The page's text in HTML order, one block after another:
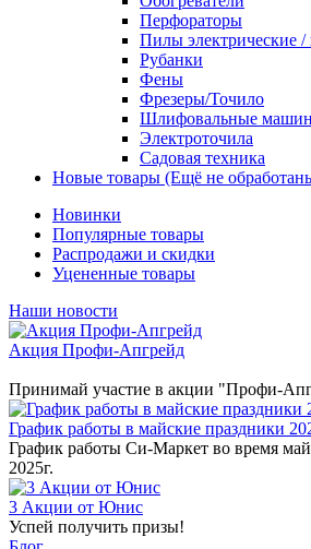
Перфораторы
Пилы электрические
Рубанки
Фены
Фрезеры/Точило
Шлифовальные
Электроточила
Садовая техника
Новые товары (Ещё не
Новинки
Популярные товары
Распродажи и скидки
Уцененные товары
Наши новости
Акция Профи-Апгрейд
Принимай участие в акции "Профи-
График работы в майские праздники
График работы Си-Маркет во время
2025г.
3 Акции от Юнис
Успей получить призы!